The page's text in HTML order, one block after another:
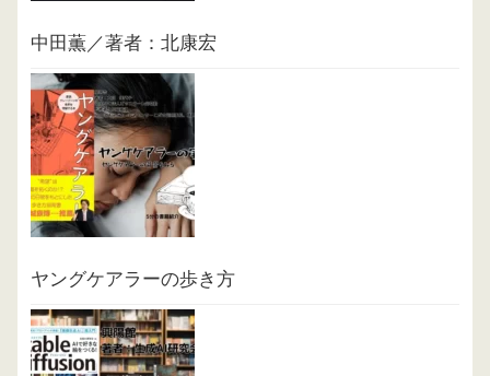
中田薫／著者：北康宏
ヤングケアラーの歩き方